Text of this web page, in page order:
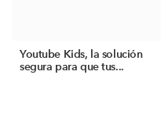
Youtube Kids, la solución
segura para que tus...